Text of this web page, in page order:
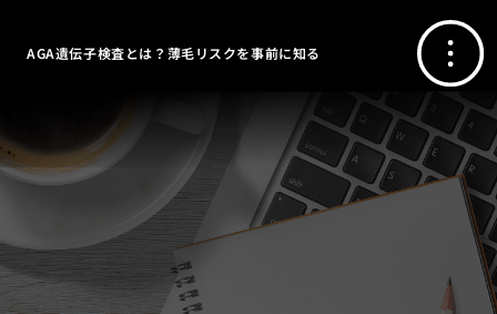
AGA遺伝子検査とは？薄毛リスクを事前に知る